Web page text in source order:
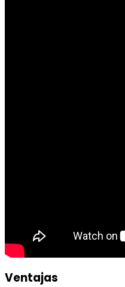
Ventajas